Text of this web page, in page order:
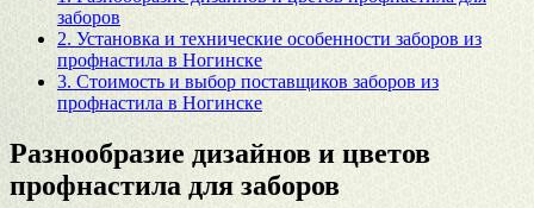
заборов
2. Установка и технические особенности заборов из
профнастила в Ногинске
3. Стоимость и выбор поставщиков заборов из
профнастила в Ногинске
Разнообразие дизайнов и цветов
профнастила для заборов